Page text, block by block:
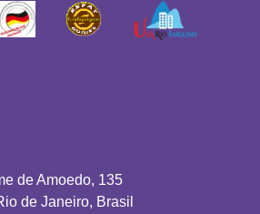
de Amoedo, 135
de Janeiro, Brasil